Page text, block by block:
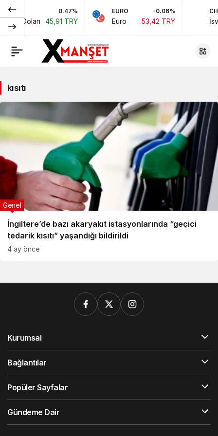
0.47%
Doları 45,91 TRY
EURO -0.06%
Euro 53,42 TRY
CHF
kısıtı
İngiltere’de bazı akaryakıt istasyonlarında “geçici
tedarik kısıtı” yaşandığı bildirildi
Genel
4 ay önce
Kurumsal
Bağlantılar
Popüler Sayfalar
Gündeme Dair